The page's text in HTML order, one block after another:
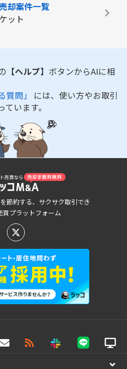
却案件一覧
ット
【ヘルプ】 ボタンからAIに相
質問」 には、使い方やお取引
います。
節約する、サクサク取引でき
買プラットフォーム